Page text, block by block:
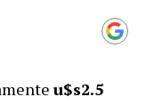
u$s2.5